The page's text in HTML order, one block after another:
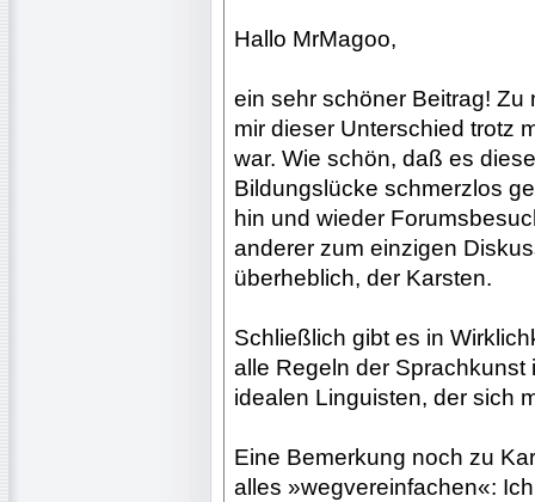
Hallo MrMagoo,
ein sehr schöner Beitrag!
mir dieser Unterschied trotz
war. Wie schön, daß es
Bildungslücke schmerzlos
hin und wieder
anderer zum einzigen
überheblich, der Karsten.
Schließlich gibt es in
alle Regeln der
idealen Linguisten, der sich
Eine Bemerkung noch zu
alles »wegvereinfachen«: